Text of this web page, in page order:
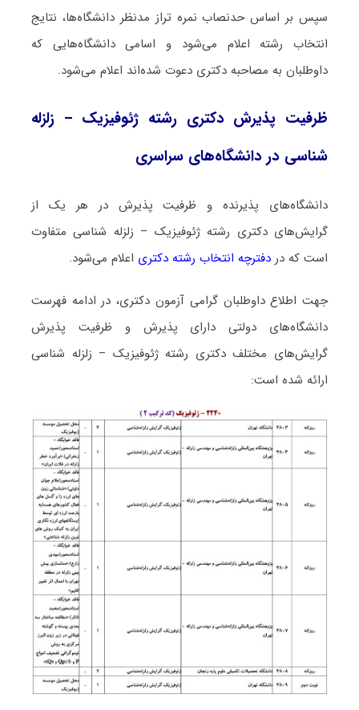
سپس بر اساس حدنصاب نمره تراز مدنظر دانشگاه‌ها، نتایج
انتخاب رشته اعلام می‌شود و اسامی دانشگاه‌هایی که
داوطلبان به مصاحبه دکتری دعوت شده‌اند اعلام می‌شود.
ظرفیت پذیرش دکتری رشته ژﺋﻮﻓﻴﺰیک – زلزله
شناسی در دانشگاه‌های سراسری
دانشگاه‌های پذیرنده و ظرفیت پذیرش در هر یک از
گرایش‌های دکتری رشته ژﺋﻮﻓﻴﺰیک – زلزله شناسی متفاوت
است که در دفترچه انتخاب رشته دکتری اعلام می‌شود.
جهت اطلاع داوطلبان گرامی آزمون دکتری، در ادامه فهرست
دانشگاه‌های دولتی دارای پذیرش و ظرفیت پذیرش
گرایش‌های مختلف دکتری رشته ژﺋﻮﻓﻴﺰیک – زلزله شناسی
ارائه شده است: